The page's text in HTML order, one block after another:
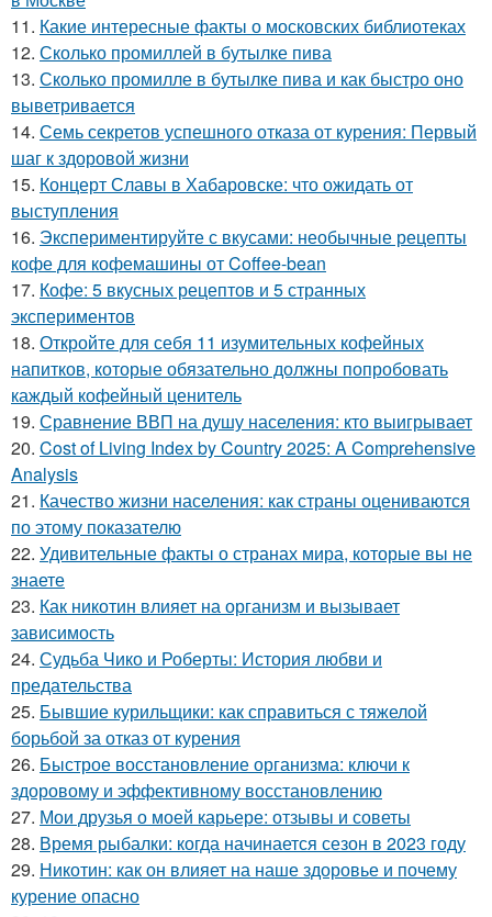
11. Какие интересные факты о московских библиотеках
12. Сколько промиллей в бутылке пива
13. Сколько промилле в бутылке пива и как быстро оно
выветривается
14. Семь секретов успешного отказа от курения: Первый
шаг к здоровой жизни
15. Концерт Славы в Хабаровске: что ожидать от
выступления
16. Экспериментируйте с вкусами: необычные рецепты
кофе для кофемашины от Coffee-bean
17. Кофе: 5 вкусных рецептов и 5 странных
экспериментов
18. Откройте для себя 11 изумительных кофейных
напитков, которые обязательно должны попробовать
каждый кофейный ценитель
19. Сравнение ВВП на душу населения: кто выигрывает
20. Cost of Living Index by Country 2025: A Comprehensive
Analysis
21. Качество жизни населения: как страны оцениваются
по этому показателю
22. Удивительные факты о странах мира, которые вы не
знаете
23. Как никотин влияет на организм и вызывает
зависимость
24. Судьба Чико и Роберты: История любви и
предательства
25. Бывшие курильщики: как справиться с тяжелой
борьбой за отказ от курения
26. Быстрое восстановление организма: ключи к
здоровому и эффективному восстановлению
27. Мои друзья о моей карьере: отзывы и советы
28. Время рыбалки: когда начинается сезон в 2023 году
29. Никотин: как он влияет на наше здоровье и почему
курение опасно